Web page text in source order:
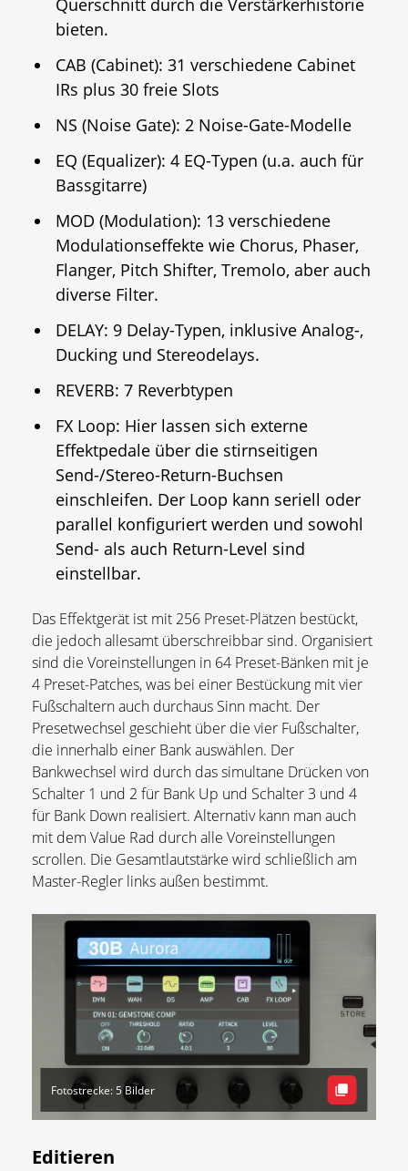
bieten.
CAB (Cabinet): 31 verschiedene Cabinet
IRs plus 30 freie Slots
NS (Noise Gate): 2 Noise-Gate-Modelle
EQ (Equalizer): 4 EQ-Typen (u.a. auch für
Bassgitarre)
MOD (Modulation): 13 verschiedene
Modulationseffekte wie Chorus, Phaser,
Flanger, Pitch Shifter, Tremolo, aber auch
diverse Filter.
DELAY: 9 Delay-Typen, inklusive Analog-,
Ducking und Stereodelays.
REVERB: 7 Reverbtypen
FX Loop: Hier lassen sich externe
Effektpedale über die stirnseitigen
Send-/Stereo-Return-Buchsen
einschleifen. Der Loop kann seriell oder
parallel konfiguriert werden und sowohl
Send- als auch Return-Level sind
einstellbar.
Das Effektgerät ist mit 256 Preset-Plätzen bestückt,
die jedoch allesamt überschreibbar sind. Organisiert
sind die Voreinstellungen in 64 Preset-Bänken mit je
4 Preset-Patches, was bei einer Bestückung mit vier
Fußschaltern auch durchaus Sinn macht. Der
Presetwechsel geschieht über die vier Fußschalter,
die innerhalb einer Bank auswählen. Der
Bankwechsel wird durch das simultane Drücken von
Schalter 1 und 2 für Bank Up und Schalter 3 und 4
für Bank Down realisiert. Alternativ kann man auch
mit dem Value Rad durch alle Voreinstellungen
scrollen. Die Gesamtlautstärke wird schließlich am
Master-Regler links außen bestimmt.
Fotostrecke: 5 Bilder
Editieren